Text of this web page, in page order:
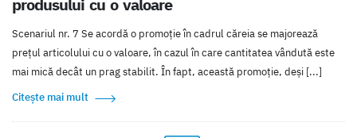
produsului cu o valoare
Scenariul nr. 7 Se acordă o promoţie în cadrul căreia se majorează
preţul articolului cu o valoare, în cazul în care cantitatea vândută este
mai mică decât un prag stabilit. În fapt, această promoţie, deşi [...]
Citește mai mult